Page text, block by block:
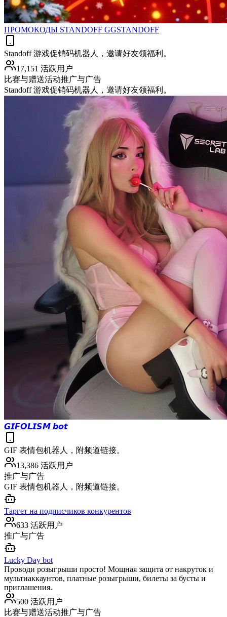
ПРОМОКОДЫ STANDOFF GGSTANDOFF
Standoff 游戏促销码机器人，邀请好友领福利。
17,151 活跃用户
比赛与赠送活动推广与广告
Standoff 游戏促销码机器人，邀请好友领福利。
𝙂𝙄𝙁𝙊𝙇𝙄𝙎𝙈 𝙗𝙤𝙩
GIF 表情包机器人，附频道链接。
13,386 活跃用户
推广与广告
GIF 表情包机器人，附频道链接。
Таргет на подписчиков конкурентов
633 活跃用户
推广与广告
Lucky Day bot
Проводи розыгрыши просто! Мощная защита от накруток и
мультиаккаунтов, платные розыгрыши, билеты за бусты и
приглашения.
500 活跃用户
比赛与赠送活动推广与广告